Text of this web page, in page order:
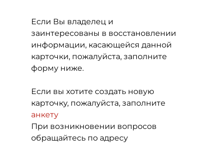
Если Вы владелец и
заинтересованы в восстановлении
информации, касающейся данной
карточки, пожалуйста, заполните
форму ниже.
Если вы хотите создать новую
карточку, пожалуйста, заполните
анкету
При возникновении вопросов
обращайтесь по адресу